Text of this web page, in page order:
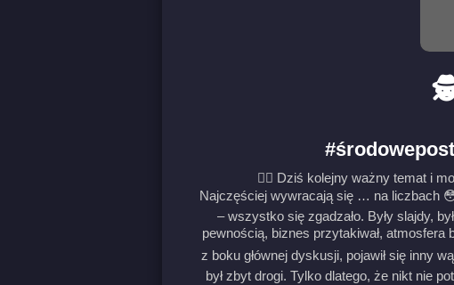
👉🏻 Dziś kolejny ważny temat i
Najczęściej wywracają się … na liczbach
– wszystko się zgadzało. Były slajdy,
pewnością, biznes przytakiwał, atmosfera
z boku głównej dyskusji, pojawił się inny
był zbyt drogi. Tylko dlatego, że nikt nie